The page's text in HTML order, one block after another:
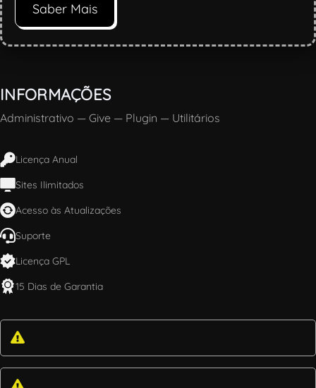
Saber Mais
INFORMAÇÕES
Administrativo — Give — Plugin — Utilitários
Licença Anual
Sites Ilimitados
Acesso às Atualizações
Suporte
Licença GPL
15 Dias de Garantia